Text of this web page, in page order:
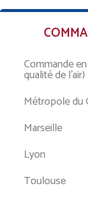
Commande
qualité de l’air)
Métropole du
Marseille
Lyon
Toulouse